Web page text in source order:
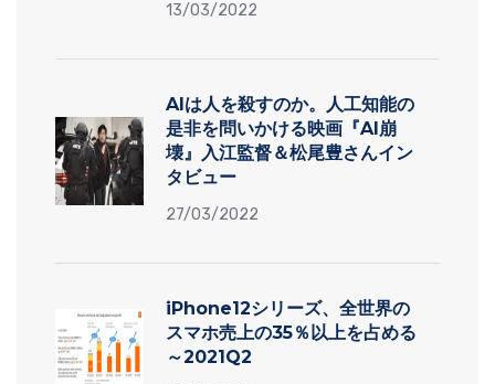
13/03/2022
AIは人を殺すのか。人工知能の
是非を問いかける映画『AI崩
壊』入江監督＆松尾豊さんイン
タビュー
27/03/2022
iPhone12シリーズ、全世界の
スマホ売上の35％以上を占める
～2021Q2